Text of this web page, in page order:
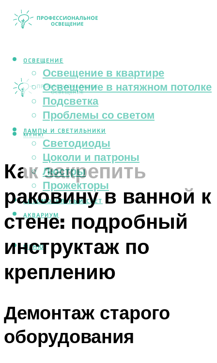
ОСВЕЩЕНИЕ
Освещение в квартире
Освещение в натяжном потолке
Подсветка
Проблемы со светом
ЛАМПЫ И СВЕТИЛЬНИКИ
Светодиоды
Цоколи и патроны
Люстры
Прожекторы
АВТОМОБИЛЬНЫЙ СВЕТ
АКВАРИУМ
МЕНЮ
МЕНЮ
Как закрепить
раковину в ванной к
стене: подробный
инструктаж по
креплению
Демонтаж старого
оборудования